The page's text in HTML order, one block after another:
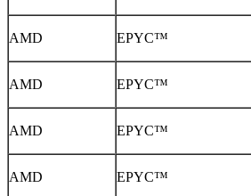
AMD EPYC™
AMD EPYC™
AMD EPYC™
AMD EPYC™